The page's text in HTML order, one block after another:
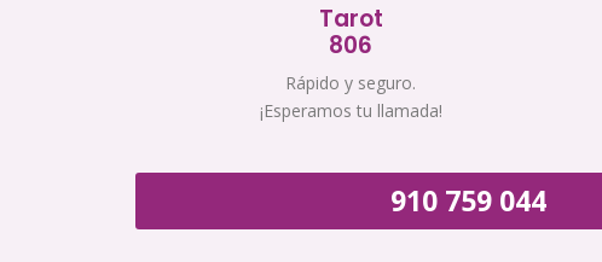
Tarot
806
Rápido y seguro.
¡Esperamos tu llamada!
910 759 044